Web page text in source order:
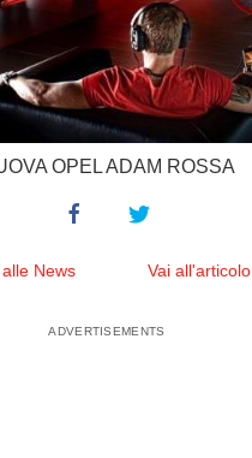
OPEL ADAM ROSSA
News Vai all'articolo